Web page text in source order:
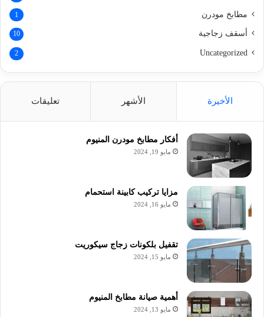
مطابخ مودرن 1
أسقف زجاجية 10
Uncategorized
2
الأخيرة الأشهر تعليقات
أفكار مطابخ مودرن المنيوم
مايو 19, 2024
مزايا تركيب كابينة استحمام
مايو 16, 2024
تقفيل بلكونات زجاج سيكوريت
مايو 15, 2024
أهمية صيانة مطابخ المنيوم
مايو 13, 2024